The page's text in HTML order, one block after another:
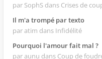
par SophS dans Crises de
Il m'a trompé par texto
par atim dans Infidélité
Pourquoi l'amour fait mal ?
par aunu dans Coup de